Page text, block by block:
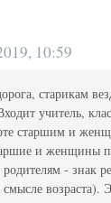
10:59
старикам
учитель,
старшим и
и женщины
- знак
возраста).